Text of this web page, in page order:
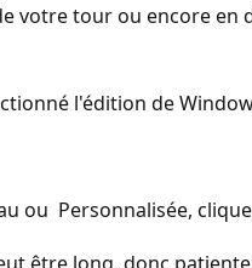
votre tour ou encore
l'édition de
ou Personnalisée,
être long, donc